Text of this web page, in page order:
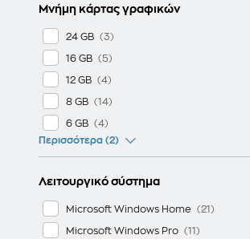
Μνήμη κάρτας γραφικών
24 GB
16 GB
12 GB
8 GB
6 GB
Περισσότερα (2)
Λειτουργικό σύστημα
Microsoft Windows Home
Microsoft Windows Pro